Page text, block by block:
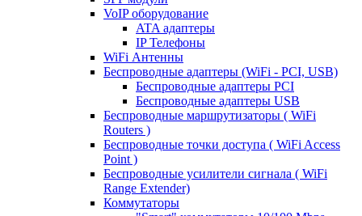
VoIP оборудование
ATA адаптеры
IP Телефоны
WiFi Антенны
Беспроводные адаптеры (WiFi - PCI, USB)
Беспроводные адаптеры PCI
Беспроводные адаптеры USB
Беспроводные маршрутизаторы ( WiFi
Routers )
Беспроводные точки доступа ( WiFi Access
Point )
Беспроводные усилители сигнала ( WiFi
Range Extender)
Коммутаторы